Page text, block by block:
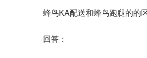
蜂鸟KA配送和蜂鸟跑腿的的
回答：